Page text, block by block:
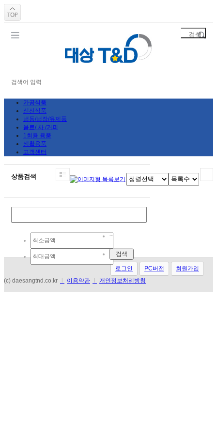
가공식품
신선식품
냉동/냉장/유제품
음료/ 차 /커피
1회용 용품
생활용품
고객센터
상품검색
~
로그인 PC버전
회원가입
(c) daesangtnd.co.kr
l 이용약관 l 개인정보처리방침